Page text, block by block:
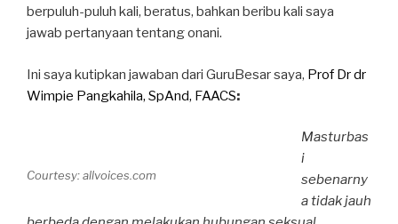
berpuluh-puluh kali, beratus, bahkan beribu kali saya
jawab pertanyaan tentang onani.
Ini saya kutipkan jawaban dari GuruBesar saya, Prof Dr dr
Wimpie Pangkahila, SpAnd, FAACS:
Courtesy: allvoices.com
Masturbas
i
sebenarny
a tidak jauh